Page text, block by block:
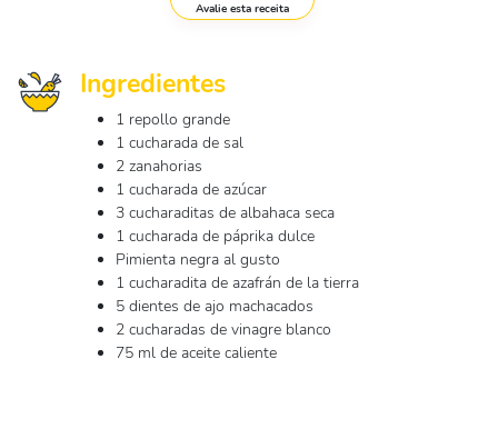
Avalie esta receita
Ingredientes
1 repollo grande
1 cucharada de sal
2 zanahorias
1 cucharada de azúcar
3 cucharaditas de albahaca seca
1 cucharada de páprika dulce
Pimienta negra al gusto
1 cucharadita de azafrán de la tierra
5 dientes de ajo machacados
2 cucharadas de vinagre blanco
75 ml de aceite caliente